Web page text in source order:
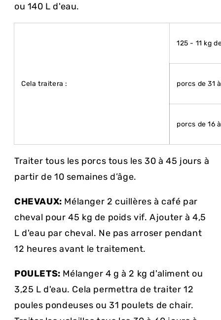
ou 140 L d'eau.
Cela traitera :
125 - 11 kg
porcs de 31
porcs de 16
Traiter tous les porcs tous les 30 à 45 jours à
partir de 10 semaines d’âge.
CHEVAUX: Mélanger 2 cuillères à café par
cheval pour 45 kg de poids vif. Ajouter à 4,5
L d'eau par cheval. Ne pas arroser pendant
12 heures avant le traitement.
POULETS: Mélanger 4 g à 2 kg d'aliment ou
3,25 L d'eau. Cela permettra de traiter 12
poules pondeuses ou 31 poulets de chair.